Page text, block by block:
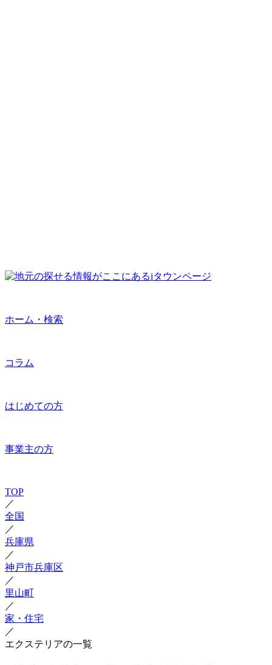
ホーム・検索
コラム
はじめての方
事業主の方
TOP
／
全国
／
兵庫県
／
神戸市兵庫区
／
里山町
／
家・住宅
／
エクステリアの一覧